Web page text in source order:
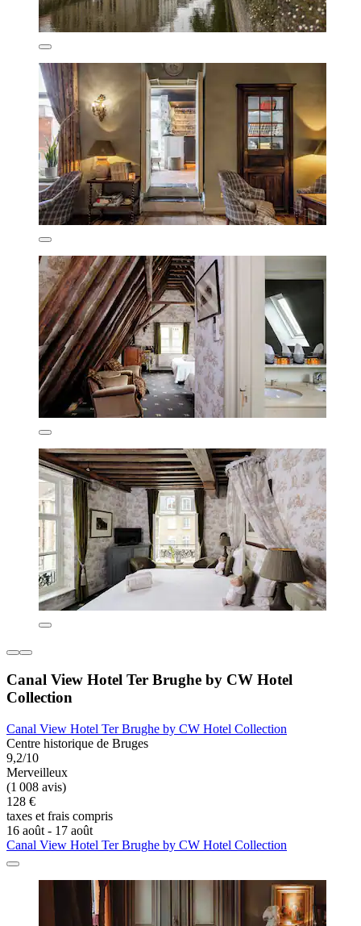
Canal View Hotel Ter Brughe by CW Hotel
Collection
Canal View Hotel Ter Brughe by CW Hotel Collection
Centre historique de Bruges
9,2/10
Merveilleux
(1 008 avis)
128 €
taxes et frais compris
16 août - 17 août
Canal View Hotel Ter Brughe by CW Hotel Collection